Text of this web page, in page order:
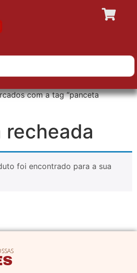
com a tag “panceta
foi encontrado para a sua